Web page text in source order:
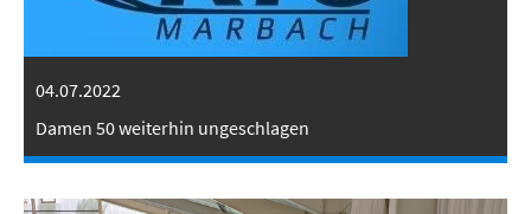
04.07.2022
Damen 50 weiterhin ungeschlagen